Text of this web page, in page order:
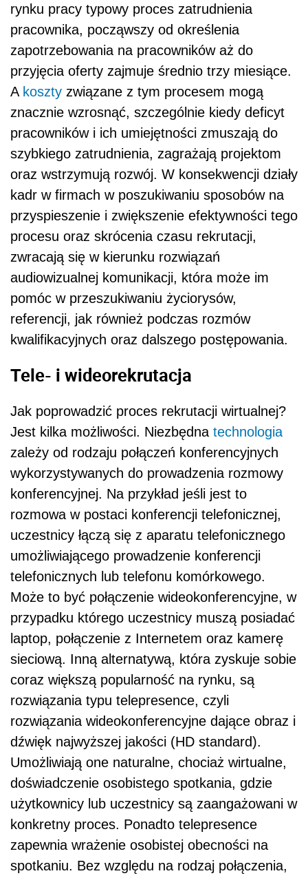
rynku pracy typowy proces zatrudnienia
pracownika, począwszy od określenia
zapotrzebowania na pracowników aż do
przyjęcia oferty zajmuje średnio trzy miesiące.
A koszty związane z tym procesem mogą
znacznie wzrosnąć, szczególnie kiedy deficyt
pracowników i ich umiejętności zmuszają do
szybkiego zatrudnienia, zagrażają projektom
oraz wstrzymują rozwój. W konsekwencji działy
kadr w firmach w poszukiwaniu sposobów na
przyspieszenie i zwiększenie efektywności tego
procesu oraz skrócenia czasu rekrutacji,
zwracają się w kierunku rozwiązań
audiowizualnej komunikacji, która może im
pomóc w przeszukiwaniu życiorysów,
referencji, jak również podczas rozmów
kwalifikacyjnych oraz dalszego postępowania.
Tele- i wideorekrutacja
Jak poprowadzić proces rekrutacji wirtualnej?
Jest kilka możliwości. Niezbędna technologia
zależy od rodzaju połączeń konferencyjnych
wykorzystywanych do prowadzenia rozmowy
konferencyjnej. Na przykład jeśli jest to
rozmowa w postaci konferencji telefonicznej,
uczestnicy łączą się z aparatu telefonicznego
umożliwiającego prowadzenie konferencji
telefonicznych lub telefonu komórkowego.
Może to być połączenie wideokonferencyjne, w
przypadku którego uczestnicy muszą posiadać
laptop, połączenie z Internetem oraz kamerę
sieciową. Inną alternatywą, która zyskuje sobie
coraz większą popularność na rynku, są
rozwiązania typu telepresence, czyli
rozwiązania wideokonferencyjne dające obraz i
dźwięk najwyższej jakości (HD standard).
Umożliwiają one naturalne, chociaż wirtualne,
doświadczenie osobistego spotkania, gdzie
użytkownicy lub uczestnicy są zaangażowani w
konkretny proces. Ponadto telepresence
zapewnia wrażenie osobistej obecności na
spotkaniu. Bez względu na rodzaj połączenia,